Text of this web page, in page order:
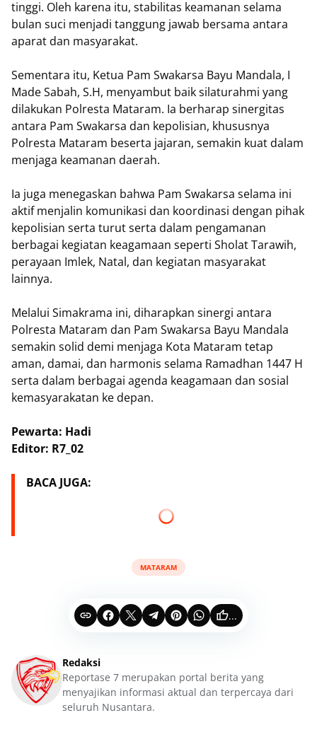
tinggi. Oleh karena itu, stabilitas keamanan selama
bulan suci menjadi tanggung jawab bersama antara
aparat dan masyarakat.
Sementara itu, Ketua Pam Swakarsa Bayu Mandala, I
Made Sabah, S.H, menyambut baik silaturahmi yang
dilakukan Polresta Mataram. Ia berharap sinergitas
antara Pam Swakarsa dan kepolisian, khususnya
Polresta Mataram beserta jajaran, semakin kuat dalam
menjaga keamanan daerah.
Ia juga menegaskan bahwa Pam Swakarsa selama ini
aktif menjalin komunikasi dan koordinasi dengan pihak
kepolisian serta turut serta dalam pengamanan
berbagai kegiatan keagamaan seperti Sholat Tarawih,
perayaan Imlek, Natal, dan kegiatan masyarakat
lainnya.
Melalui Simakrama ini, diharapkan sinergi antara
Polresta Mataram dan Pam Swakarsa Bayu Mandala
semakin solid demi menjaga Kota Mataram tetap
aman, damai, dan harmonis selama Ramadhan 1447 H
serta dalam berbagai agenda keagamaan dan sosial
kemasyarakatan ke depan.
Pewarta: Hadi
Editor: R7_02
BACA JUGA:
MATARAM
...
Redaksi
Reportase 7 merupakan portal berita yang
menyajikan informasi aktual dan terpercaya dari
seluruh Nusantara.